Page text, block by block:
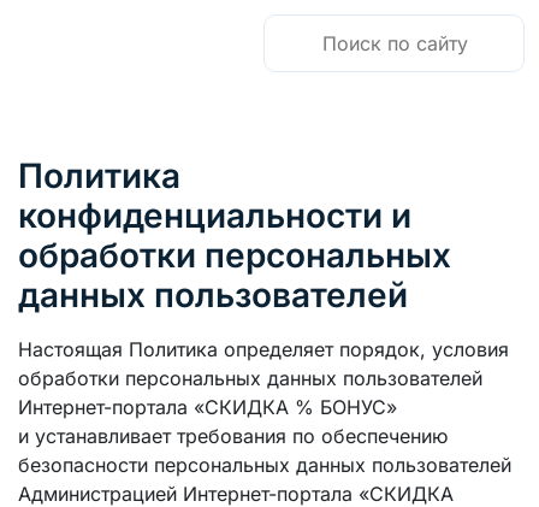
Политика
конфиденциальности и
обработки персональных
данных пользователей
Настоящая Политика определяет порядок, условия
обработки персональных данных пользователей
Интернет-портала «СКИДКА % БОНУС»
и устанавливает требования по обеспечению
безопасности персональных данных пользователей
Администрацией Интернет-портала «СКИДКА